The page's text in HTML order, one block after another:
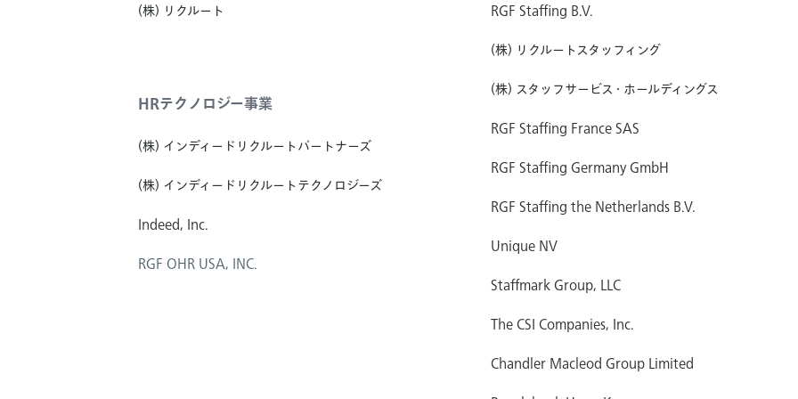
(株) リクルート
HRテクノロジー事業
(株) インディードリクルートパートナーズ
(株) インディードリクルートテクノロジーズ
Indeed, Inc.
RGF OHR USA, INC.
RGF Staffing B.V.
(株) リクルートスタッフィング
(株) スタッフサービス・ホールディングス
RGF Staffing France SAS
RGF Staffing Germany GmbH
RGF Staffing the Netherlands B.V.
Unique NV
Staffmark Group, LLC
The CSI Companies, Inc.
Chandler Macleod Group Limited